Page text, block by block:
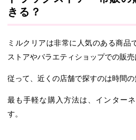
きる？
ミルクリアは非常に人気のある商品
ストアやバラエティショップでの販売
従って、近くの店舗で探すのは時間の
最も手軽な購入方法は、インター
す。